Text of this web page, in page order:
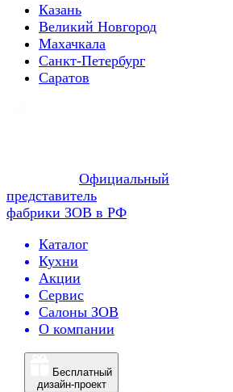
Казань
Великий Новгород
Махачкала
Санкт-Петербург
Саратов
Официальный
представитель
фабрики ЗОВ в РФ
Каталог
Кухни
Акции
Сервис
Салоны ЗОВ
О компании
Бесплатный
дизайн-проект